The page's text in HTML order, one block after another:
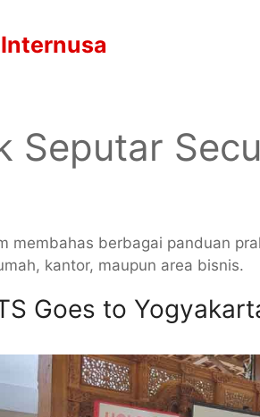
Seputar
membahas berbagai panduan
kantor, maupun area bisnis.
Goes to